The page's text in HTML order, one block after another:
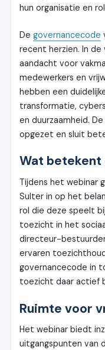
hun organisatie en
Degovernancecode
recent herzien. In
aandacht voor
medewerkers en
hebben een
transformatie,
en duurzaamheid.
opgezet en sluit
Wat
Tijdens het webinar
Sulter in op het
rol die deze speelt
toezicht in het
directeur-bestuurder
ervaren
governancecode in
toezicht daar actief
Ruimte voor
Het webinar biedt
uitgangspunten van